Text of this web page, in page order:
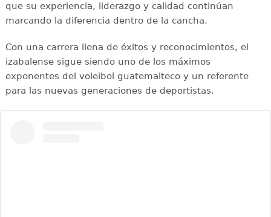
que su experiencia, liderazgo y calidad continúan
marcando la diferencia dentro de la cancha.
Con una carrera llena de éxitos y reconocimientos, el
izabalense sigue siendo uno de los máximos
exponentes del voleibol guatemalteco y un referente
para las nuevas generaciones de deportistas.